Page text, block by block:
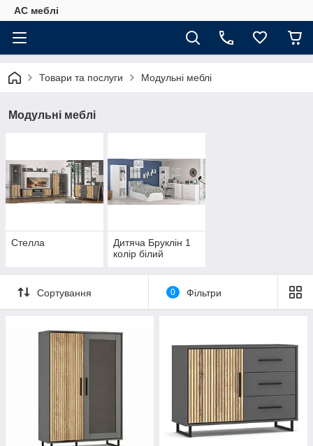
АС меблі
Товари та послуги Модульні меблі
Модульні меблі
Стелла
Дитяча Бруклін 1
колір білий
Сортування 0 Фільтри